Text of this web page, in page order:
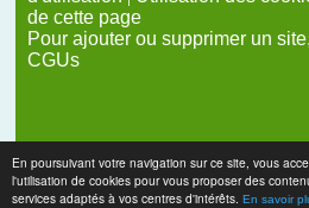
En poursuivant votre navigation sur ce site, vous
l'utilisation de cookies pour vous proposer des
services adaptés à vos centres d'intérêts. En savoir
de cette page
Pour ajouter ou supprimer un
CGUs